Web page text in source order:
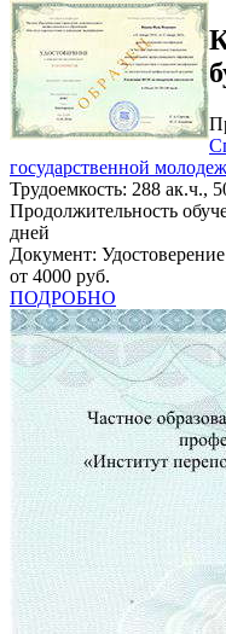
государственной
Трудоемкость: 288 ак.ч.,
Продолжительность
дней
Документ:
от 4000 руб.
ПОДРОБНО